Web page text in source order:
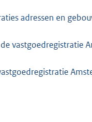
adressen en
vastgoedregistratie